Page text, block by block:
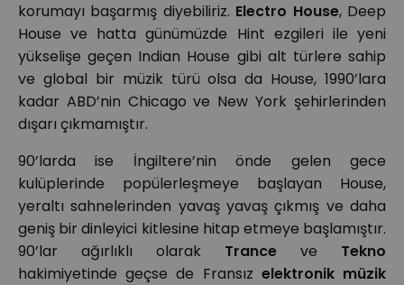
korumayı başarmış diyebiliriz. Electro House, Deep
House ve hatta günümüzde Hint ezgileri ile yeni
yükselişe geçen Indian House gibi alt türlere sahip
ve global bir müzik türü olsa da House, 1990’lara
kadar ABD’nin Chicago ve New York şehirlerinden
dışarı çıkmamıştır.
90’larda ise İngiltere’nin önde gelen gece
kulüplerinde popülerleşmeye başlayan House,
yeraltı sahnelerinden yavaş yavaş çıkmış ve daha
geniş bir dinleyici kitlesine hitap etmeye başlamıştır.
90’lar ağırlıklı olarak Trance ve Tekno
hakimiyetinde geçse de Fransız elektronik müzik